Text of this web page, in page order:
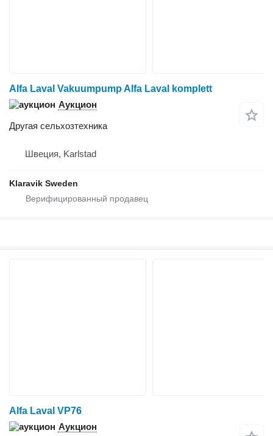
Alfa Laval Vakuumpump Alfa Laval komplett
Аукцион
Другая сельхозтехника
Швеция, Karlstad
Klaravik Sweden
Alfa Laval VP76
Аукцион